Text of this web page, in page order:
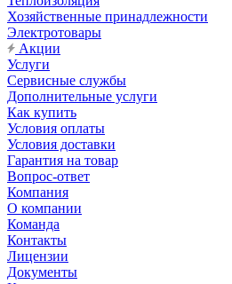
Хозяйственные принадлежности
Электротовары
Акции
Услуги
Сервисные службы
Дополнительные услуги
Как купить
Условия оплаты
Условия доставки
Гарантия на товар
Вопрос-ответ
Компания
О компании
Команда
Контакты
Лицензии
Документы